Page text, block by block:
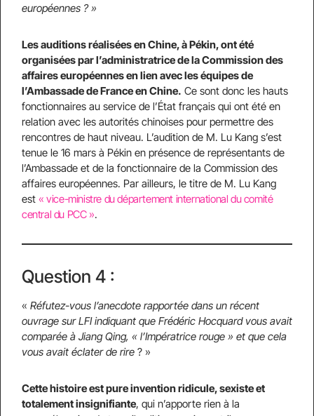
européennes ? »
Les auditions réalisées en Chine, à Pékin, ont été
organisées par l’administratrice de la Commission des
affaires européennes en lien avec les équipes de
l’Ambassade de France en Chine. Ce sont donc les hauts
fonctionnaires au service de l’État français qui ont été en
relation avec les autorités chinoises pour permettre des
rencontres de haut niveau. L’audition de M. Lu Kang s’est
tenue le 16 mars à Pékin en présence de représentants de
l’Ambassade et de la fonctionnaire de la Commission des
affaires européennes. Par ailleurs, le titre de M. Lu Kang
est « vice-ministre du département international du comité
central du PCC ».
Question 4 :
« Réfutez-vous l’anecdote rapportée dans un récent
ouvrage sur LFI indiquant que Frédéric Hocquard vous avait
comparée à Jiang Qing, « l’Impératrice rouge » et que cela
vous avait éclater de rire ? »
Cette histoire est pure invention ridicule, sexiste et
totalement insignifiante, qui n’apporte rien à la